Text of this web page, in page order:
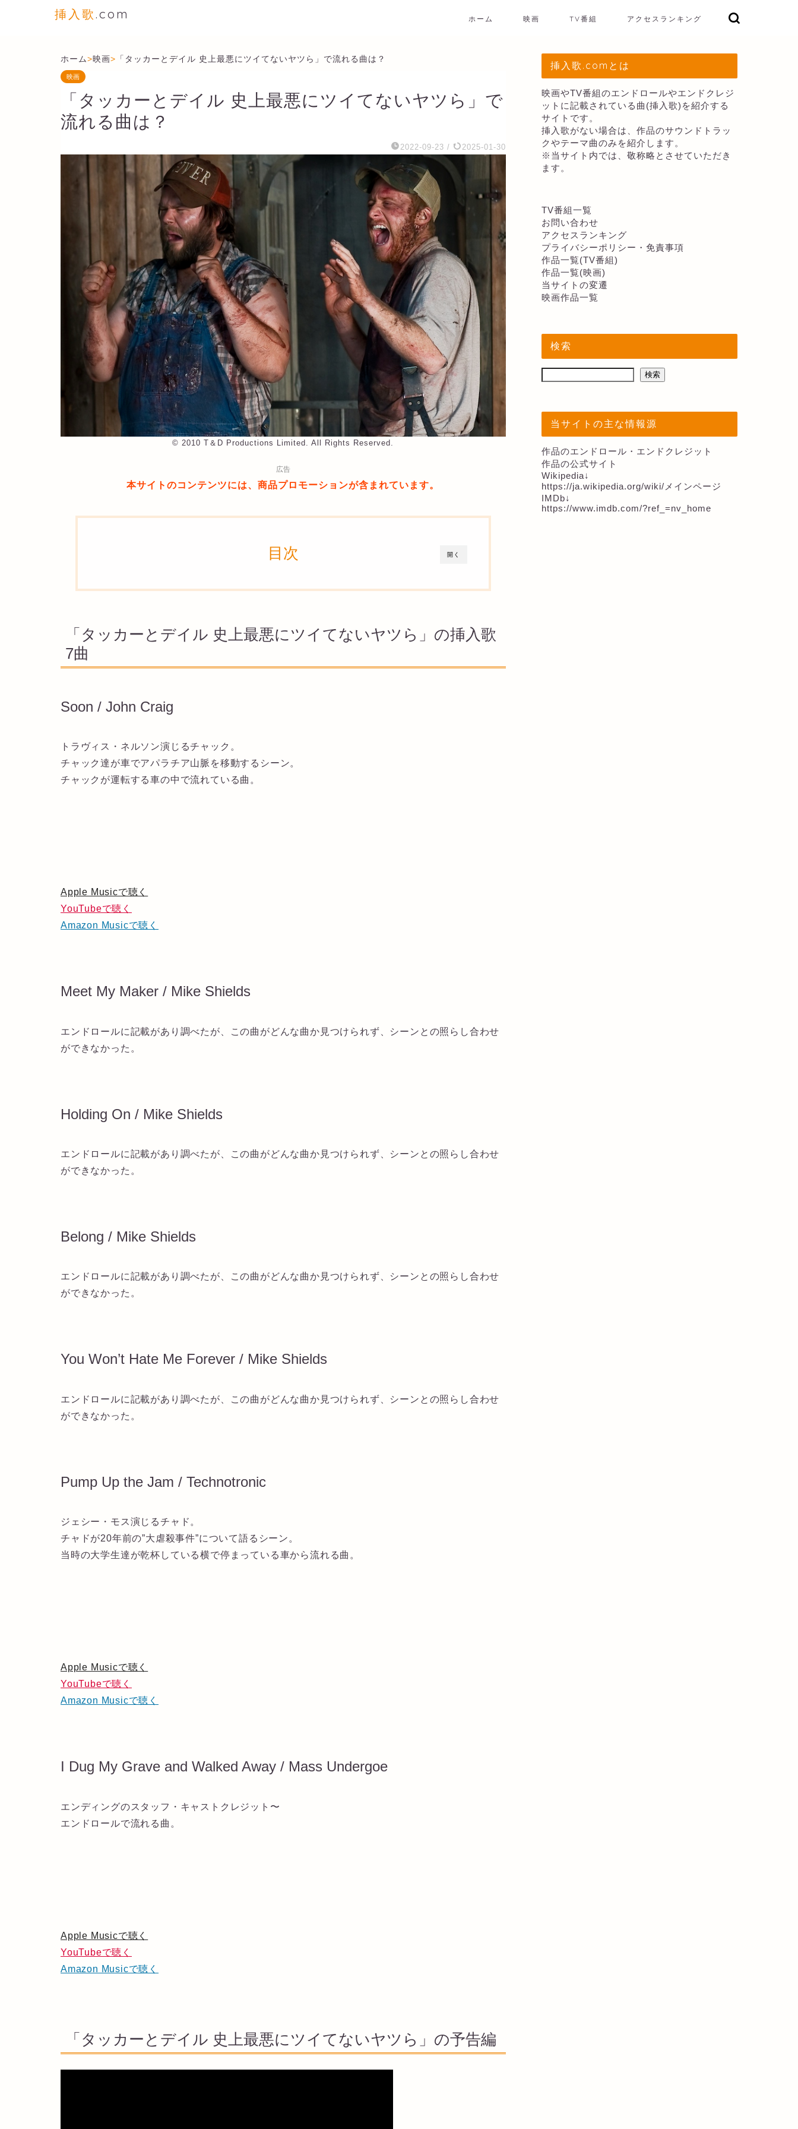
挿入歌.com ホーム 映画 TV番組 アクセスランキング
ホーム>映画> 「タッカーとデイル 史上最悪にツイてないヤツら」で流れる曲は？
映画
「タッカーとデイル 史上最悪にツイてないヤツら」で
流れる曲は？
2022-09-23 / 2025-01-30
©︎ 2010 T＆D Productions Limited. All Rights Reserved.
広告
本サイトのコンテンツには、商品プロモーションが含まれています。
開く
目次
「タッカーとデイル 史上最悪にツイてないヤツら」の挿入歌
7曲
Soon / John Craig
トラヴィス・ネルソン演じるチャック。
チャック達が車でアパラチア山脈を移動するシーン。
チャックが運転する車の中で流れている曲。
Apple Musicで聴く
YouTubeで聴く
Amazon Musicで聴く
Meet My Maker / Mike Shields
エンドロールに記載があり調べたが、この曲がどんな曲か見つけられず、シーンとの照らし合わせ
ができなかった。
Holding On / Mike Shields
エンドロールに記載があり調べたが、この曲がどんな曲か見つけられず、シーンとの照らし合わせ
ができなかった。
Belong / Mike Shields
エンドロールに記載があり調べたが、この曲がどんな曲か見つけられず、シーンとの照らし合わせ
ができなかった。
You Won’t Hate Me Forever / Mike Shields
エンドロールに記載があり調べたが、この曲がどんな曲か見つけられず、シーンとの照らし合わせ
ができなかった。
Pump Up the Jam / Technotronic
ジェシー・モス演じるチャド。
チャドが20年前の”大虐殺事件”について語るシーン。
当時の大学生達が乾杯している横で停まっている車から流れる曲。
Apple Musicで聴く
YouTubeで聴く
Amazon Musicで聴く
I Dug My Grave and Walked Away / Mass Undergoe
エンディングのスタッフ・キャストクレジット〜
エンドロールで流れる曲。
Apple Musicで聴く
YouTubeで聴く
Amazon Musicで聴く
「タッカーとデイル 史上最悪にツイてないヤツら」の予告編
挿入歌.comとは
映画やTV番組のエンドロールやエンドクレジ
ットに記載されている曲(挿入歌)を紹介する
サイトです。
挿入歌がない場合は、作品のサウンドトラッ
クやテーマ曲のみを紹介します。
※当サイト内では、敬称略とさせていただき
ます。
TV番組一覧
お問い合わせ
アクセスランキング
プライバシーポリシー・免責事項
作品一覧(TV番組)
作品一覧(映画)
当サイトの変遷
映画作品一覧
検索
検索
当サイトの主な情報源
作品のエンドロール・エンドクレジット
作品の公式サイト
Wikipedia↓
https://ja.wikipedia.org/wiki/メインページ
IMDb↓
https://www.imdb.com/?ref_=nv_home